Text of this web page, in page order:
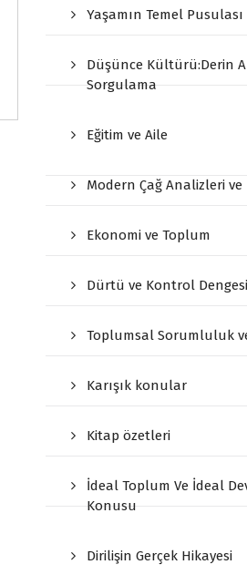
Yaşamın Temel Pusulası
Düşünce Kültürü:Derin
Sorgulama
Eğitim ve Aile
Modern Çağ Analizleri
Ekonomi ve Toplum
Dürtü ve Kontrol Dengesi
Toplumsal Sorumluluk
Karışık konular
Kitap özetleri
İdeal Toplum Ve İdeal
Konusu
Dirilişin Gerçek Hikayesi